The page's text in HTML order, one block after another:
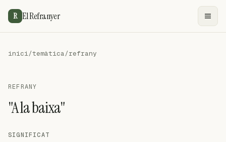
R El Refranyer
inici/temàtica/refrany
REFRANY
"A la baixa"
SIGNIFICAT